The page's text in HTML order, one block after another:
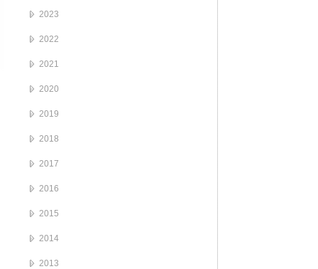
2023
2022
2021
2020
2019
2018
2017
2016
2015
2014
2013